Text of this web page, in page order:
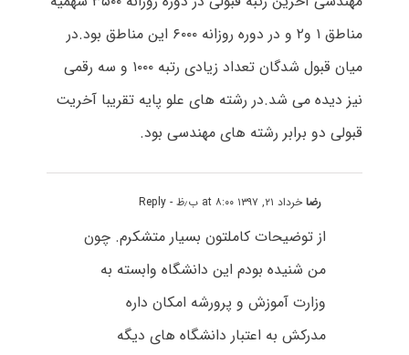
مناطق ۱ و۲ و در دوره روزانه ۶۰۰۰ این مناطق بود.در
میان قبول شدگان تعداد زیادی رتبه ۱۰۰۰ و سه رقمی
نیز دیده می شد.در رشته های علو پایه تقریبا آخریت
قبولی دو برابر رشته های مهندسی بود.
رضاخرداد ۲۱, ۱۳۹۷ at ۸:۰۰ ب٫ظ - Reply
از توضیحات کاملتون بسیار متشکرم. چون
من شنیده بودم این دانشگاه وابسته به
وزارت آموزش و پرورشه امکان داره
مدرکش به اعتبار دانشگاه های دیگه